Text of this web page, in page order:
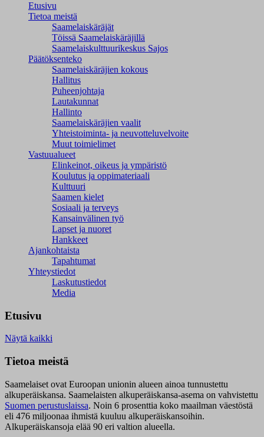
Etusivu
Tietoa meistä
Saamelaiskäräjät
Töissä Saamelaiskäräjillä
Saamelaiskulttuuri­keskus Sajos
Päätöksenteko
Saamelaiskäräjien kokous
Hallitus
Puheenjohtaja
Lautakunnat
Hallinto
Saamelaiskäräjien vaalit
Yhteistoiminta- ja neuvotteluvelvoite
Muut toimielimet
Vastuualueet
Elinkeinot, oikeus ja ympäristö
Koulutus ja oppimateriaali
Kulttuuri
Saamen kielet
Sosiaali ja terveys
Kansainvälinen työ
Lapset ja nuoret
Hankkeet
Ajankohtaista
Tapahtumat
Yhteystiedot
Laskutustiedot
Media
Etusivu
Näytä kaikki
Tietoa meistä
Saamelaiset ovat Euroopan unionin alueen ainoa tunnustettu
alkuperäiskansa. Saamelaisten alkuperäiskansa-asema on vahvistettu
Suomen perustuslaissa. Noin 6 prosenttia koko maailman väestöstä
eli 476 miljoonaa ihmistä kuuluu alkuperäiskansoihin.
Alkuperäiskansoja elää 90 eri valtion alueella.